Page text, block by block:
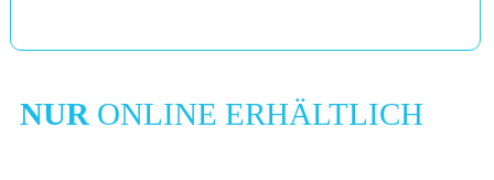
NUR ONLINE ERHÄLTLICH